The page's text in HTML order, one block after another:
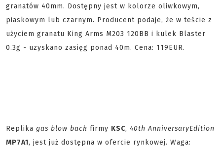
granatów 40mm. Dostępny jest w kolorze oliwkowym,
piaskowym lub czarnym. Producent podaje, że w teście z
użyciem granatu King Arms M203 120BB i kulek Blaster
0.3g - uzyskano zasięg ponad 40m. Cena: 119EUR.
Replika gas blow back firmy KSC, 40th AnniversaryEdition
MP7A1, jest już dostępna w ofercie rynkowej. Waga: